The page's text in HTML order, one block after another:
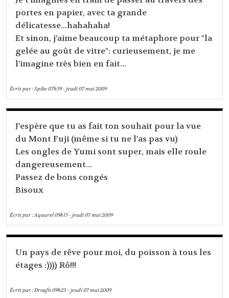
portes en papier, avec ta grande
délicatesse...hahahaha!
Et sinon, j'aime beaucoup ta métaphore pour "la
gelée au goût de vitre": curieusement, je me
l'imagine très bien en fait...
Écrit par :Spike07h59-jeudi 07mai 2009
J'espère que tu as fait ton souhait pour la vue
du Mont Fuji (même si tu ne l'as pas vu)
Les ongles de Yumi sont super, mais elle roule
dangereusement...
Passez de bons congés
Bisoux
Écrit par :Aquarel09h15-jeudi 07mai 2009
Un pays de rêve pour moi, du poisson à tous les
étages :)))) Rô!!!
Écrit par :Droufn09h23 -jeudi 07mai 2009